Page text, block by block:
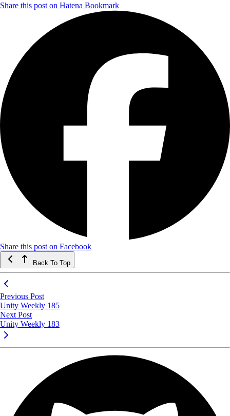
Share this post on Hatena Bookmark
Share this post on Facebook
Back To Top
Previous Post
Unity Weekly 185
Next Post
Unity Weekly 183